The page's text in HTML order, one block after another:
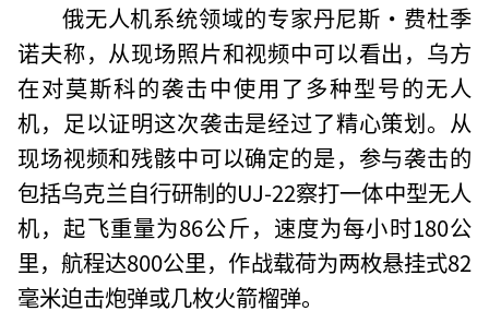
俄无人机系统领域的专家丹尼斯·费杜季
诺夫称，从现场照片和视频中可以看出，乌方
在对莫斯科的袭击中使用了多种型号的无人
机，足以证明这次袭击是经过了精心策划。从
现场视频和残骸中可以确定的是，参与袭击的
包括乌克兰自行研制的UJ-22察打一体中型无人
机，起飞重量为86公斤，速度为每小时180公
里，航程达800公里，作战载荷为两枚悬挂式82
毫米迫击炮弹或几枚火箭榴弹。